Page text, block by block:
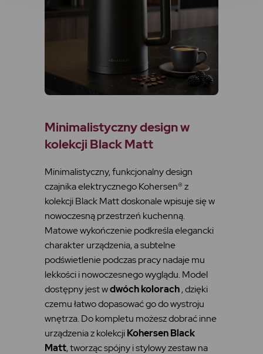
Minimalistyczny design w
kolekcji Black Matt
Minimalistyczny, funkcjonalny design
czajnika elektrycznego Kohersen® z
kolekcji Black Matt doskonale wpisuje się w
nowoczesną przestrzeń kuchenną.
Matowe wykończenie podkreśla elegancki
charakter urządzenia, a subtelne
podświetlenie podczas pracy nadaje mu
lekkości i nowoczesnego wyglądu. Model
dostępny jest wdwóch kolorach, dzięki
czemu łatwo dopasować go do wystroju
wnętrza. Do kompletu możesz dobrać inne
urządzenia z kolekcjiKohersen Black
Matt, tworząc spójny i stylowy zestaw na